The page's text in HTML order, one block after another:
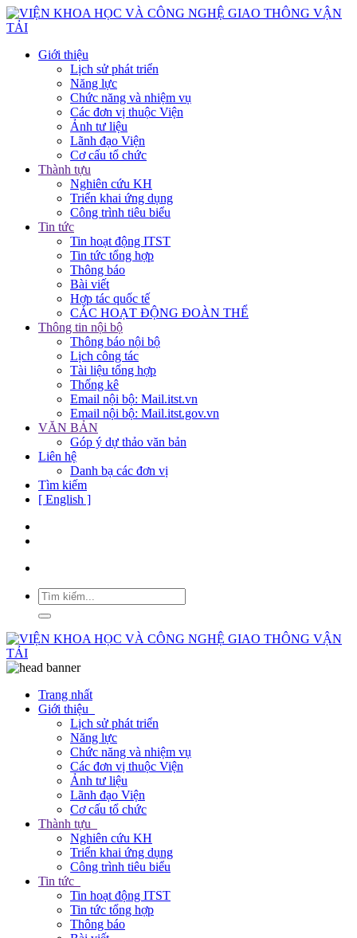
Giới thiệu
Lịch sử phát triển
Năng lực
Chức năng và nhiệm vụ
Các đơn vị thuộc Viện
Ảnh tư liệu
Lãnh đạo Viện
Cơ cấu tổ chức
Thành tựu
Nghiên cứu KH
Triển khai ứng dụng
Công trình tiêu biểu
Tin tức
Tin hoạt động ITST
Tin tức tổng hợp
Thông báo
Bài viết
Hợp tác quốc tế
CÁC HOẠT ĐỘNG ĐOÀN THỂ
Thông tin nội bộ
Thông báo nội bộ
Lịch công tác
Tài liệu tổng hợp
Thống kê
Email nội bộ: Mail.itst.vn
Email nội bộ: Mail.itst.gov.vn
VĂN BẢN
Góp ý dự thảo văn bản
Liên hệ
Danh bạ các đơn vị
Tìm kiếm
[ English ]
Trang nhất
Giới thiệu
Lịch sử phát triển
Năng lực
Chức năng và nhiệm vụ
Các đơn vị thuộc Viện
Ảnh tư liệu
Lãnh đạo Viện
Cơ cấu tổ chức
Thành tựu
Nghiên cứu KH
Triển khai ứng dụng
Công trình tiêu biểu
Tin tức
Tin hoạt động ITST
Tin tức tổng hợp
Thông báo